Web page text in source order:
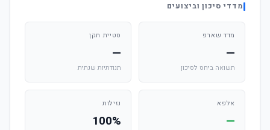
מדדי סיכון וביצועים
מדד שארפ
—
תשואה ביחס לסיכון
סטיית תקן
—
תנודתיות שנתית
אלפא
—
נזילות
100%